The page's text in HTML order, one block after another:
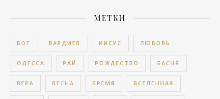
МЕТКИ
БОГ ВАРДИЕВ ИИСУС ЛЮБОВЬ
ОДЕССА РАЙ РОЖДЕСТВО БАСНЯ
ВЕРА ВЕСНА ВРЕМЯ ВСЕЛЕННАЯ